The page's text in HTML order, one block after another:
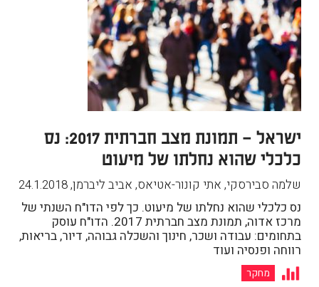
ישראל – תמונת מצב חברתית 2017: נס
כלכלי שהוא נחלתו של מיעוט
שלמה סבירסקי, אתי קונור-אטיאס, אביב ליברמן,
24.1.2018
נס כלכלי שהוא נחלתו של מיעוט. כך לפי הדו"ח השנתי של
מרכז אדוה, תמונת מצב חברתית 2017. הדו"ח עוסק
בתחומים: עבודה ושכר, חינוך והשכלה גבוהה, דיור, בריאות,
רווחה ופנסיה ועוד
מחקר